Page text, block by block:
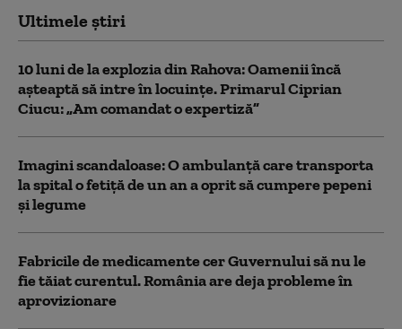
Ultimele știri
10 luni de la explozia din Rahova: Oamenii încă
așteaptă să intre în locuințe. Primarul Ciprian
Ciucu: „Am comandat o expertiză”
Imagini scandaloase: O ambulanță care transporta
la spital o fetiță de un an a oprit să cumpere pepeni
și legume
Fabricile de medicamente cer Guvernului să nu le
fie tăiat curentul. România are deja probleme în
aprovizionare